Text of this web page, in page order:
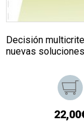
Decisión
nuevas soluciones